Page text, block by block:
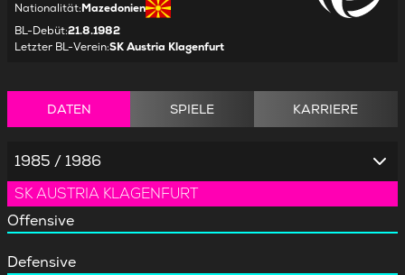
Nationalität:Mazedonien
BL-Debüt:21.8.1982
Letzter BL-Verein:SK Austria Klagenfurt
DATEN SPIELE KARRIERE
1985 / 1986
SK AUSTRIA KLAGENFURT
Offensive
Defensive